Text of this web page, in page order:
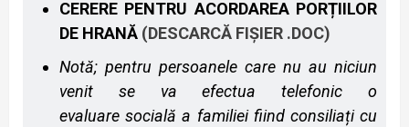
CERERE PENTRU ACORDAREA PORȚIILOR
DE HRANĂ (DESCARCĂ FIȘIER .DOC)
Notă; pentru persoanele care nu au niciun
venit se va efectua telefonico
evaluaresocială a familiei fiind consiliați cu